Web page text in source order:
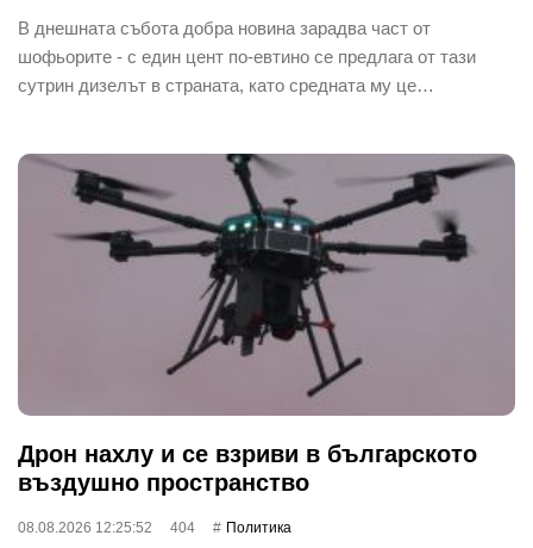
В днешната събота добра новина зарадва част от
шофьорите - с един цент по-евтино се предлага от тази
сутрин дизелът в страната, като средната му це…
Дрон нахлу и се взриви в българското
въздушно пространство
08.08.2026 12:25:52 404 Политика